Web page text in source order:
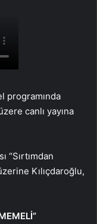
programında
canlı yayına
“Sırtımdan
Kılıçdaroğlu,